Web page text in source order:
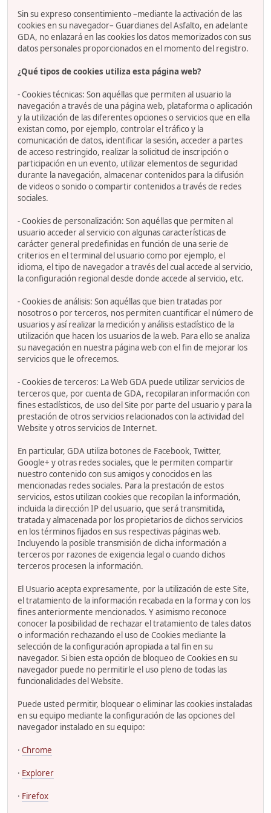
Sin su expreso consentimiento –mediante la activación de las
cookies en su navegador– Guardianes del Asfalto, en adelante
GDA, no enlazará en las cookies los datos memorizados con sus
datos personales proporcionados en el momento del registro.
¿Qué tipos de cookies utiliza esta página web?
- Cookies técnicas: Son aquéllas que permiten al usuario la
navegación a través de una página web, plataforma o aplicación
y la utilización de las diferentes opciones o servicios que en ella
existan como, por ejemplo, controlar el tráfico y la
comunicación de datos, identificar la sesión, acceder a partes
de acceso restringido, realizar la solicitud de inscripción o
participación en un evento, utilizar elementos de seguridad
durante la navegación, almacenar contenidos para la difusión
de videos o sonido o compartir contenidos a través de redes
sociales.
- Cookies de personalización: Son aquéllas que permiten al
usuario acceder al servicio con algunas características de
carácter general predefinidas en función de una serie de
criterios en el terminal del usuario como por ejemplo, el
idioma, el tipo de navegador a través del cual accede al servicio,
la configuración regional desde donde accede al servicio, etc.
- Cookies de análisis: Son aquéllas que bien tratadas por
nosotros o por terceros, nos permiten cuantificar el número de
usuarios y así realizar la medición y análisis estadístico de la
utilización que hacen los usuarios de la web. Para ello se analiza
su navegación en nuestra página web con el fin de mejorar los
servicios que le ofrecemos.
- Cookies de terceros: La Web GDA puede utilizar servicios de
terceros que, por cuenta de GDA, recopilaran información con
fines estadísticos, de uso del Site por parte del usuario y para la
prestación de otros servicios relacionados con la actividad del
Website y otros servicios de Internet.
En particular, GDA utiliza botones de Facebook, Twitter,
Google+ y otras redes sociales, que le permiten compartir
nuestro contenido con sus amigos y conocidos en las
mencionadas redes sociales. Para la prestación de estos
servicios, estos utilizan cookies que recopilan la información,
incluida la dirección IP del usuario, que será transmitida,
tratada y almacenada por los propietarios de dichos servicios
en los términos fijados en sus respectivas páginas web.
Incluyendo la posible transmisión de dicha información a
terceros por razones de exigencia legal o cuando dichos
terceros procesen la información.
El Usuario acepta expresamente, por la utilización de este Site,
el tratamiento de la información recabada en la forma y con los
fines anteriormente mencionados. Y asimismo reconoce
conocer la posibilidad de rechazar el tratamiento de tales datos
o información rechazando el uso de Cookies mediante la
selección de la configuración apropiada a tal fin en su
navegador. Si bien esta opción de bloqueo de Cookies en su
navegador puede no permitirle el uso pleno de todas las
funcionalidades del Website.
Puede usted permitir, bloquear o eliminar las cookies instaladas
en su equipo mediante la configuración de las opciones del
navegador instalado en su equipo:
· Chrome
· Explorer
· Firefox